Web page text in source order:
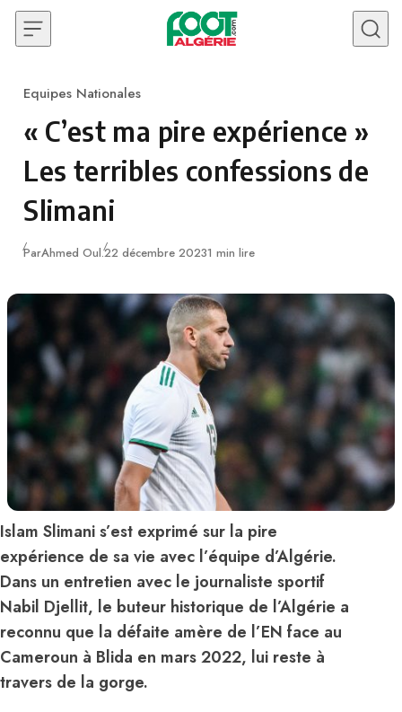
Skip to content
Category
Equipes Nationales
« C’est ma pire expérience »
Les terribles confessions de
Slimani
ParAhmed Oul.Publié
22 décembre 20231 min lire
Islam Slimani s’est exprimé sur la pire
expérience de sa vie avec l’équipe d’Algérie.
Dans un entretien avec le journaliste sportif
Nabil Djellit, le buteur historique de l’Algérie a
reconnu que la défaite amère de l’EN face au
Cameroun à Blida en mars 2022, lui reste à
travers de la gorge.